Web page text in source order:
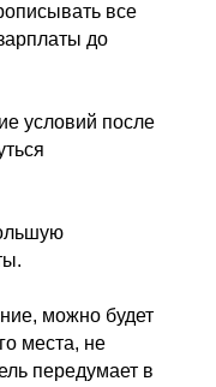
все
до
условий после
можно будет
места, не
передумает в